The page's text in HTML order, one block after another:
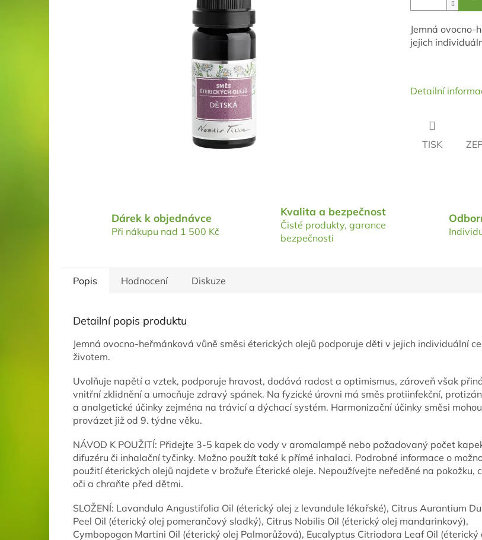
Jemná ovocno-
jejich
Detailní
TISK
Dárek k objednávce
Při nákupu nad 1 500 Kč
Kvalita a bezpečnost
Čisté produkty, garance
bezpečnosti
Popis Hodnocení Diskuze
Detailní popis produktu
Jemná ovocno-heřmánková vůně směsi éterických olejů podporuje děti v jejich individuální
životem.
Uvolňuje napětí a vztek, podporuje hravost, dodává radost a optimismus, zároveň však
vnitřní zklidnění a umocňuje zdravý spánek. Na fyzické úrovni má směs protiinfekční,
a analgetické účinky zejména na trávicí a dýchací systém. Harmonizační účinky směsi
provázet již od 9. týdne věku.
NÁVOD K POUŽITÍ: Přidejte 3-5 kapek do vody v aromalampě nebo požadovaný počet
difuzéru či inhalační tyčinky. Možno použít také k přímé inhalaci. Podrobné informace o
použití éterických olejů najdete v brožuře Éterické oleje. Nepoužívejte neředěné na pokožku,
oči a chraňte před dětmi.
SLOŽENÍ: Lavandula Angustifolia Oil (éterický olej z levandule lékařské), Citrus Aurantium
Peel Oil (éterický olej pomerančový sladký), Citrus Nobilis Oil (éterický olej mandarinkový),
Cymbopogon Martini Oil (éterický olej Palmorůžová), Eucalyptus Citriodora Leaf Oil (éterický